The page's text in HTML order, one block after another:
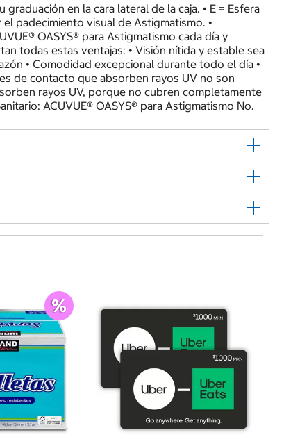
en la cara lateral de la caja. • E = Esfera
padecimiento visual de Astigmatismo. •
OASYS® para Astigmatismo cada día y
todas estas ventajas: • Visión nítida y estable sea
• Comodidad excepcional durante todo el día •
de contacto que absorben rayos UV no son
rayos UV, porque no cubren completamente
ACUVUE® OASYS® para Astigmatismo No.